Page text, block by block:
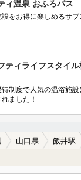
ィ温泉 おふろパス
設をお得に楽しめるサ
ティライフスタイ
待制度で人気の温浴施
ました！
山口県 飯井駅